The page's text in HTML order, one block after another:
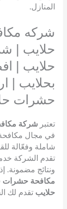
المنازل.
شركه
حلايب |
حلايب |
بحلايب |
حشرات
تعتبر شركة
في مجال
شاملة وفعّالة
تقدم الشركة
ونتائج
مكافحة حشرات
حلايب تقدم لك